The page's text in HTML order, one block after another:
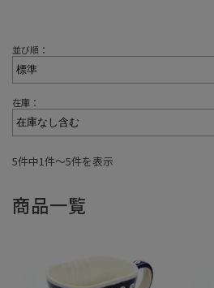
並び順：
在庫：
5件中1件〜5件を表示
商品一覧